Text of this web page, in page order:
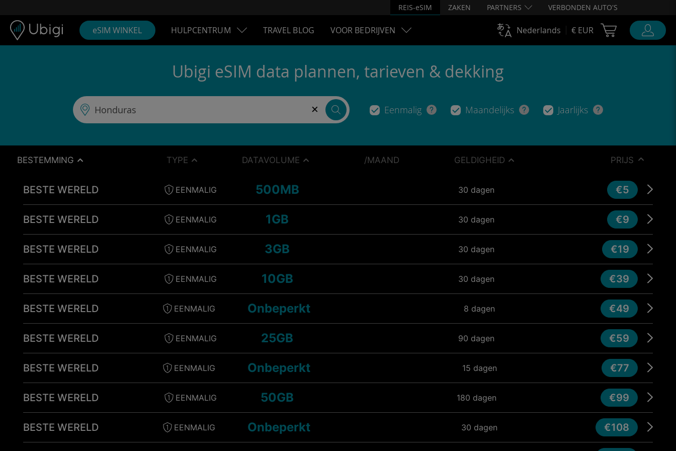
REIS-eSIM ZAKEN PARTNERS VERBONDEN AUTO'S
eSIM WINKEL HULPCENTRUM TRAVEL BLOG VOOR BEDRIJVEN Nederlands € EUR Cart Ubigi
Ubigi eSIM data plannen, tarieven & dekking
× Eenmalig Maandelijks Jaarlijks
BESTEMMING TYPE DATAVOLUME /MAAND GELDIGHEID PRIJS
BESTE WERELD EENMALIG 500MB 30 dagen €5
BESTE WERELD EENMALIG 1GB 30 dagen €9
BESTE WERELD EENMALIG 3GB 30 dagen €19
BESTE WERELD EENMALIG 10GB 30 dagen €39
BESTE WERELD EENMALIG Onbeperkt 8 dagen €49
BESTE WERELD EENMALIG 25GB 90 dagen €59
BESTE WERELD EENMALIG Onbeperkt 15 dagen €77
BESTE WERELD EENMALIG 50GB 180 dagen €99
BESTE WERELD EENMALIG Onbeperkt 30 dagen €108